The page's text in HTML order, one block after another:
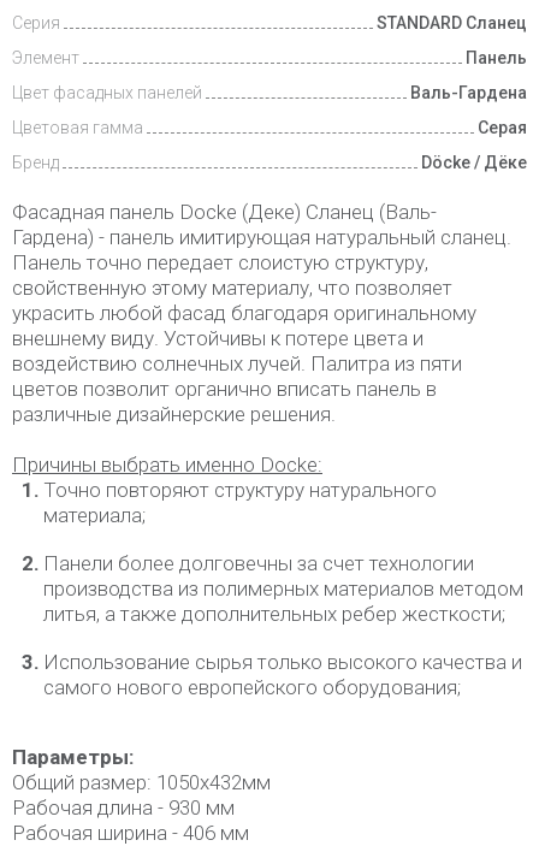
Серия
STANDARD Сланец
Элемент
Панель
Цвет фасадных панелей
Валь-Гардена
Цветовая гамма
Серая
Бренд
Döcke / Дёке
Фасадная панель Docke (Деке) Сланец (Валь-
Гардена) - панель имитирующая натуральный сланец.
Панель точно передает слоистую структуру,
свойственную этому материалу, что позволяет
украсить любой фасад благодаря оригинальному
внешнему виду. Устойчивы к потере цвета и
воздействию солнечных лучей. Палитра из пяти
цветов позволит органично вписать панель в
различные дизайнерские решения.
Причины выбрать именно Docke:
Точно повторяют структуру натурального
материала;
Панели более долговечны за счет технологии
производства из полимерных материалов методом
литья, а также дополнительных ребер жесткости;
Использование сырья только высокого качества и
самого нового европейского оборудования;
Параметры:
Общий размер: 1050х432мм
Рабочая длина - 930 мм
Рабочая ширина - 406 мм